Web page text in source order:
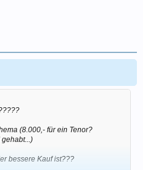
(8.000,- für ein Tenor?
bessere Kauf ist???